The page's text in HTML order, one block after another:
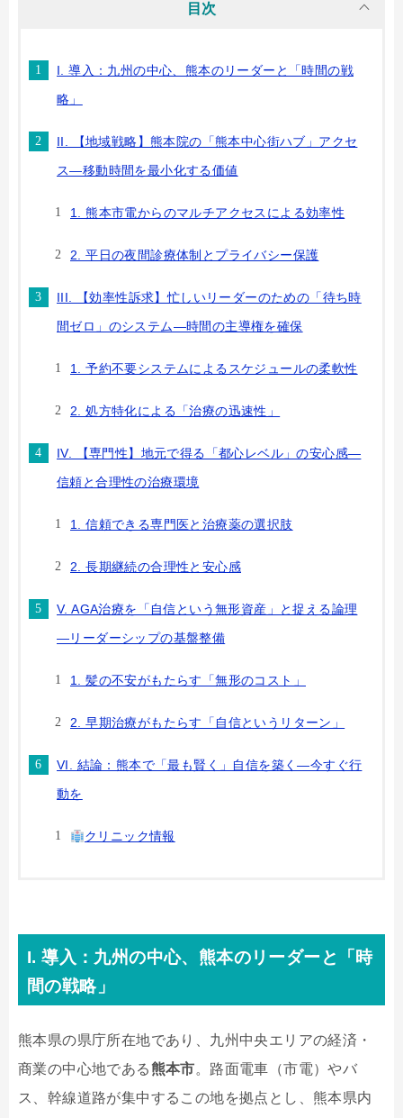
目次
I. 導入：九州の中心、熊本のリーダーと「時間の戦
略」
II. 【地域戦略】熊本院の「熊本中心街ハブ」アクセ
ス—移動時間を最小化する価値
1. 熊本市電からのマルチアクセスによる効率性
2. 平日の夜間診療体制とプライバシー保護
III. 【効率性訴求】忙しいリーダーのための「待ち時
間ゼロ」のシステム—時間の主導権を確保
1. 予約不要システムによるスケジュールの柔軟性
2. 処方特化による「治療の迅速性」
IV. 【専門性】地元で得る「都心レベル」の安心感—
信頼と合理性の治療環境
1. 信頼できる専門医と治療薬の選択肢
2. 長期継続の合理性と安心感
V. AGA治療を「自信という無形資産」と捉える論理
—リーダーシップの基盤整備
1. 髪の不安がもたらす「無形のコスト」
2. 早期治療がもたらす「自信というリターン」
VI. 結論：熊本で「最も賢く」自信を築く—今すぐ行
動を
クリニック情報
I. 導入：九州の中心、熊本のリーダーと「時
間の戦略」
熊本県の県庁所在地であり、九州中央エリアの経済・
商業の中心地である熊本市。路面電車（市電）やバ
ス、幹線道路が集中するこの地を拠点とし、熊本県内